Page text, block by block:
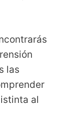
las
al